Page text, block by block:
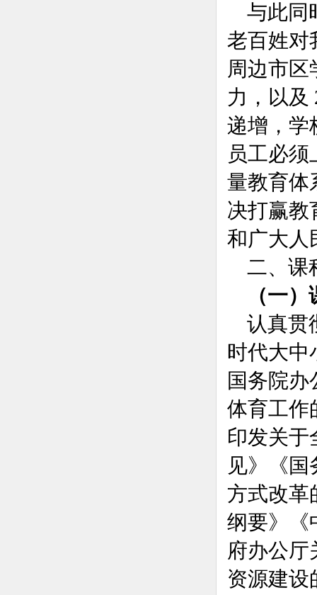
与此同
老百姓对
周边市区
力，以及
递增，学
员工必
量教育体
决打赢教
和广大人
二、课
（一
认真贯
时代大中
国务院
体育工作
印发关于
见》《
方式改革
纲要》《
府办公厅
资源建设